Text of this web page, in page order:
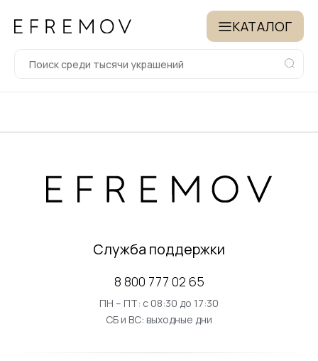
КАТАЛОГ
Служба поддержки
8 800 777 02 65
ПН – ПТ: с 08:30 до 17:30
СБ и ВС: выходные дни